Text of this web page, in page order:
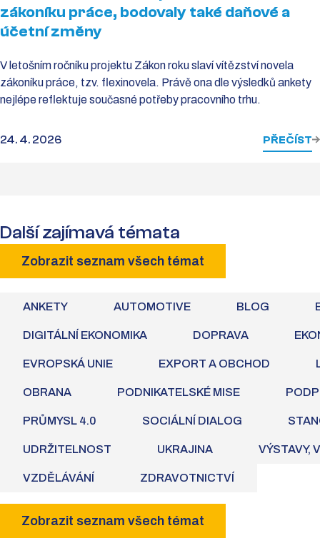
zákoníku práce, bodovaly také daňové a
účetní změny
V letošním ročníku projektu Zákon roku slaví vítězství novela
zákoníku práce, tzv. flexinovela. Právě ona dle výsledků ankety
nejlépe reflektuje současné potřeby pracovního trhu.
24. 4. 2026 PŘEČÍST
Další zajímavá témata
Zobrazit seznam všech témat
ANKETY AUTOMOTIVE BLOG
DIGITÁLNÍ EKONOMIKA DOPRAVA
EVROPSKÁ UNIE EXPORT A OBCHOD
OBRANA PODNIKATELSKÉ MISE
PRŮMYSL 4.0 SOCIÁLNÍ DIALOG
UDRŽITELNOST UKRAJINA VÝSTAVY,
VZDĚLÁVÁNÍ ZDRAVOTNICTVÍ
Zobrazit seznam všech témat